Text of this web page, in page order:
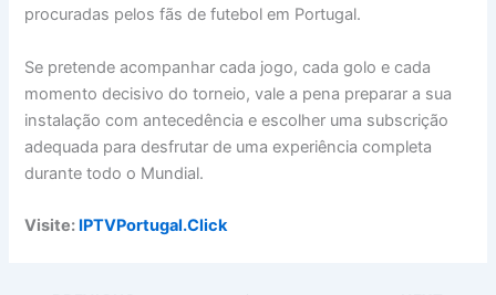
procuradas pelos fãs de futebol em Portugal.
Se pretende acompanhar cada jogo, cada golo e cada
momento decisivo do torneio, vale a pena preparar a sua
instalação com antecedência e escolher uma subscrição
adequada para desfrutar de uma experiência completa
durante todo o Mundial.
Visite: IPTVPortugal.Click